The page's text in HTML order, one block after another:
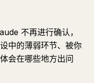
不再进行确认，
中的薄弱环节、被你
会在哪些地方出问